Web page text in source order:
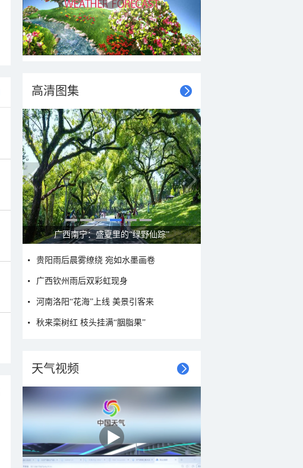
高清图集
呼伦贝尔草原 藏着最治愈的蓝天白云
贵阳雨后晨雾缭绕 宛如水墨画卷
广西钦州雨后双彩虹现身
河南洛阳“花海”上线 美景引客来
秋来栾树红 枝头挂满“胭脂果”
天气视频